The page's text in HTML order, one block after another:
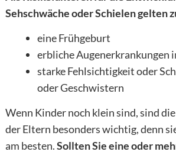
Sehschwäche oder Schielen gelten
eine Frühgeburt
erbliche Augenerkrankungen
starke Fehlsichtigkeit oder
oder Geschwistern
Wenn Kinder noch klein sind, sind
der Eltern besonders wichtig, denn
am besten.Sollten Sie eine oder